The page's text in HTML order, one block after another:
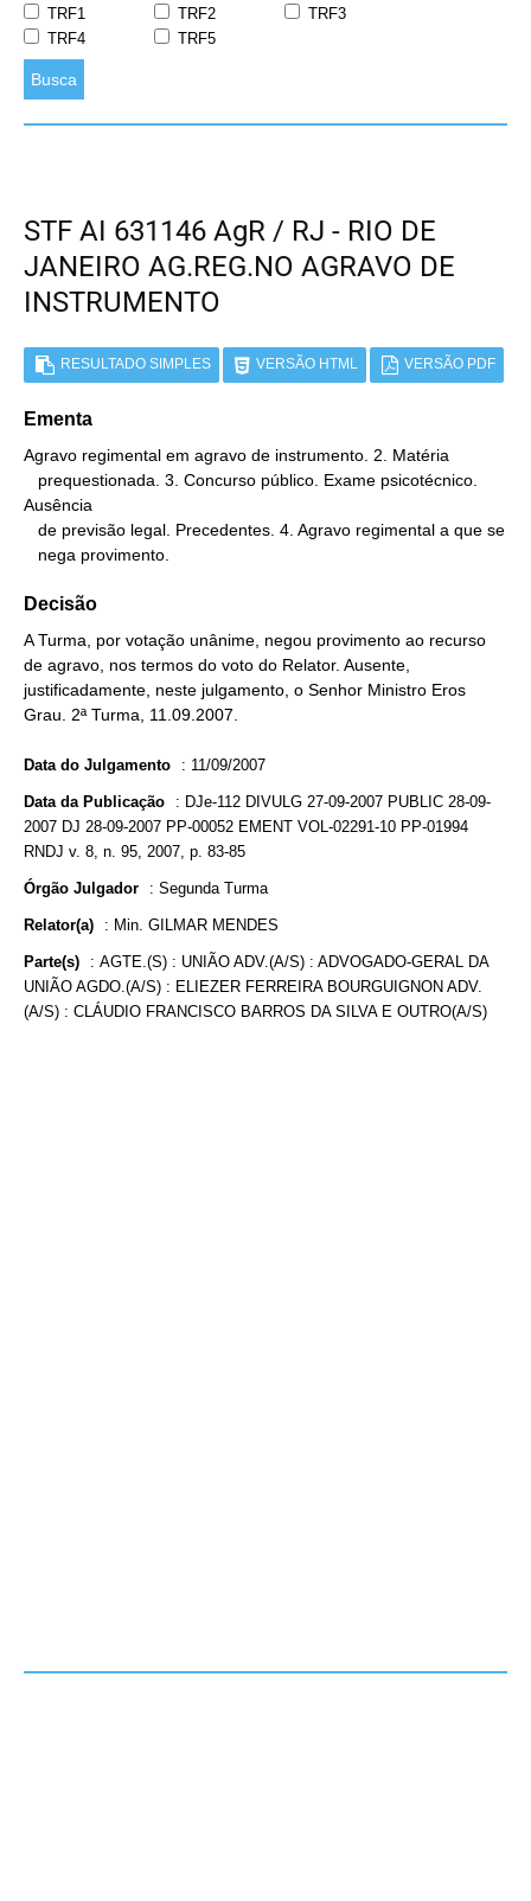
TRF1
TRF2
TRF3
TRF4
TRF5
Busca
STF AI 631146 AgR / RJ - RIO DE
JANEIRO AG.REG.NO AGRAVO DE
INSTRUMENTO
RESULTADO SIMPLES VERSÃO HTML VERSÃO PDF
Ementa
Agravo regimental em agravo de instrumento. 2. Matéria
Ausência
   nega provimento.
Decisão
A Turma, por votação unânime, negou provimento ao recurso
de agravo, nos termos do voto do Relator. Ausente,
justificadamente, neste julgamento, o Senhor Ministro Eros
Grau. 2ª Turma, 11.09.2007.
Data do Julgamento : 11/09/2007
Data da Publicação : DJe-112 DIVULG 27-09-2007 PUBLIC 28-09-
2007 DJ 28-09-2007 PP-00052 EMENT VOL-02291-10 PP-01994
RNDJ v. 8, n. 95, 2007, p. 83-85
Órgão Julgador : Segunda Turma
Relator(a) : Min. GILMAR MENDES
Parte(s) : AGTE.(S) : UNIÃO ADV.(A/S) : ADVOGADO-GERAL DA
UNIÃO AGDO.(A/S) : ELIEZER FERREIRA BOURGUIGNON ADV.
(A/S) : CLÁUDIO FRANCISCO BARROS DA SILVA E OUTRO(A/S)